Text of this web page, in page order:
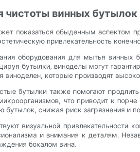
винных бутылок
показаться обыденным аспектом
привлекательность
оборудования для мытья винных
бутылки, виноделы могут
которые производят
бутылки также помогают
что приводит к
бутылок, снижая риск загрязнения и
визуальной
и внимания к деталям.
бокалом вина.